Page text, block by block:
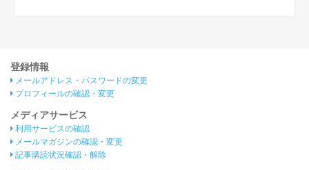
登録情報
メールアドレス・パスワードの変更
プロフィールの確認・変更
メディアサービス
利用サービスの確認
メールマガジンの確認・変更
記事購読状況確認・解除